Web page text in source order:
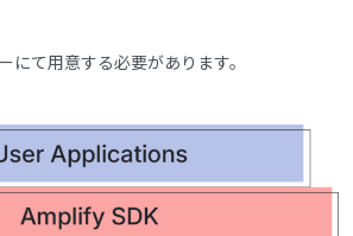
にて用意する必要があります。